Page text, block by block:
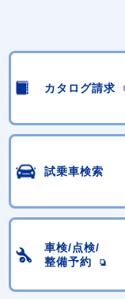
カタログ請求
試乗車検索
車検/点検/
整備予約